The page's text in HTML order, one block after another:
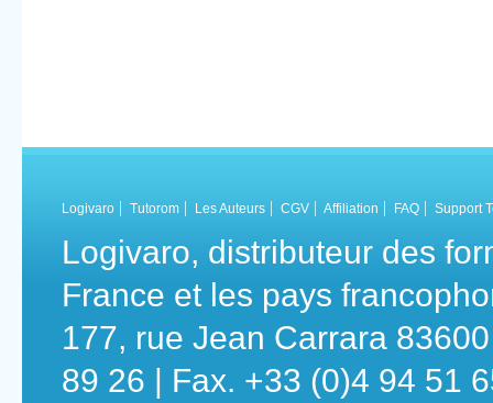
Logivaro Tutorom Les Auteurs CGV Affiliation FAQ Support
Logivaro, distributeur des
France et les pays
177, rue Jean Carrara
89 26 | Fax. +33 (0)4 94 51